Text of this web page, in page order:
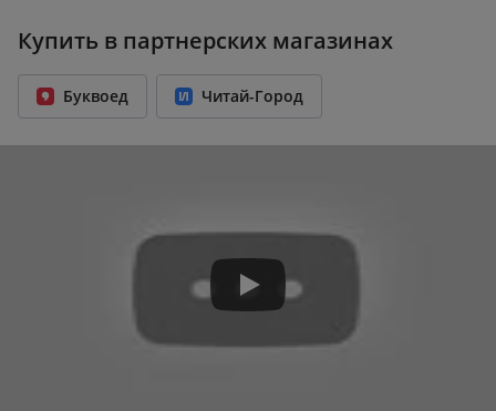
Возрастное ограничение: 16+
Год издания: 2025
Количество страниц: 168
Купить в партнерских магазинах
Буквоед Читай-Город